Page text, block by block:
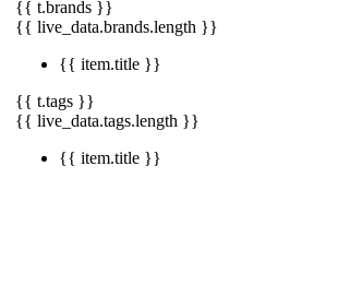
{{ t.brands }}
{{ live_data.brands.length }}
{{ item.title }}
{{ t.tags }}
{{ live_data.tags.length }}
{{ item.title }}